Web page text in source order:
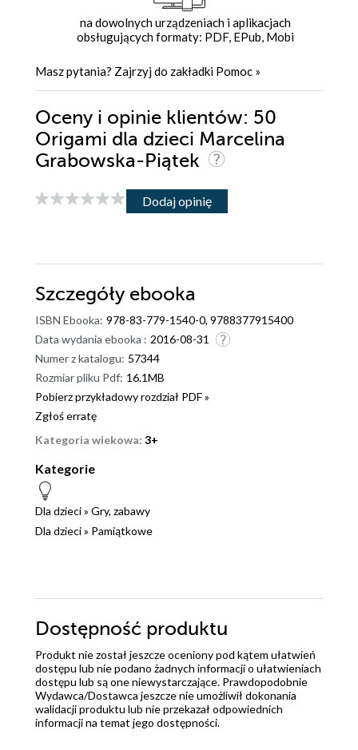
na dowolnych urządzeniach i aplikacjach
obsługujących formaty: PDF, EPub, Mobi
Masz pytania? Zajrzyj do zakładki Pomoc »
Oceny i opinie klientów: 50
Origami dla dzieci Marcelina
Grabowska-Piątek
Dodaj opinię
Szczegóły ebooka
ISBN Ebooka: 978-83-779-1540-0, 9788377915400
Data wydania ebooka : 2016-08-31
Numer z katalogu: 57344
Rozmiar pliku Pdf: 16.1MB
Pobierz przykładowy rozdział PDF »
Zgłoś erratę
Kategoria wiekowa: 3+
Kategorie
Dla dzieci» Gry, zabawy
Dla dzieci» Pamiątkowe
Dostępność produktu
Produkt nie został jeszcze oceniony pod kątem ułatwień
dostępu lub nie podano żadnych informacji o ułatwieniach
dostępu lub są one niewystarczające. Prawdopodobnie
Wydawca/Dostawca jeszcze nie umożliwił dokonania
walidacji produktu lub nie przekazał odpowiednich
informacji na temat jego dostępności.